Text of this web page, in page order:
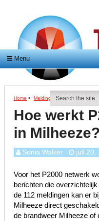
Menu
Home > Meldingen > Hoe Werkt
Hoe werkt
in Milheeze?
Sonia Walker juli 20,
Voor het P2000 netwerk
berichten die
de 112 meldingen kan er
Milheeze direct
de brandweer Milheeze